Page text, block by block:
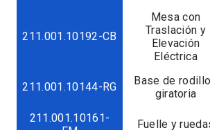
211.001.10192-CB
Mesa con
Traslación y
Elevación
Eléctrica
211.001.10144-RG
Base de
giratoria
211.001.10161-
Fuelle y